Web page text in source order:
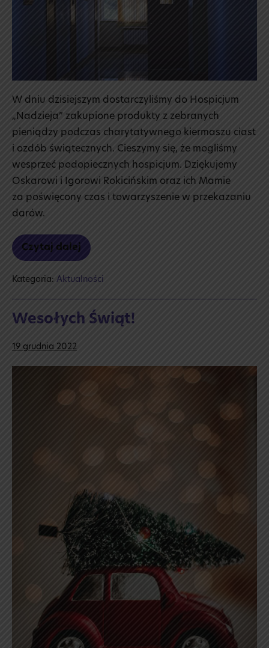
W dniu dzisiejszym dostarczyliśmy do Hospicjum
„Nadzieja” zakupione produkty z zebranych
pieniądzy podczas charytatywnego kiermaszu ciast
i ozdób świątecznych. Cieszymy się, że mogliśmy
wesprzeć podopiecznych hospicjum. Dziękujemy
Oskarowi i Igorowi Rokicińskim oraz ich Mamie
za poświęcony czas i towarzyszenie w przekazaniu
darów.
Czytaj dalej
Wizyta
w hospicjum
Kategoria: Aktualności
Wesołych Świąt!
19 grudnia 2022